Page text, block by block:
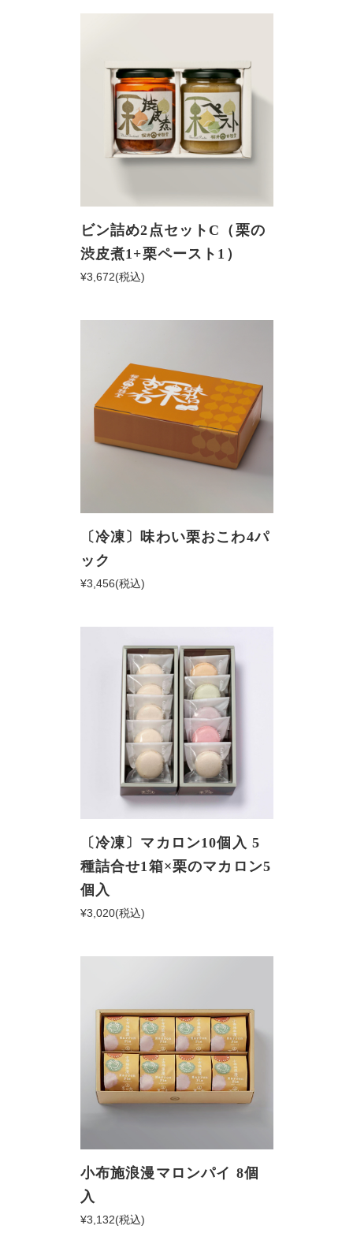
ビン詰め2点セットC（栗の
渋皮煮1+栗ペースト1）
¥3,672(税込)
〔冷凍〕味わい栗おこわ4パ
ック
¥3,456(税込)
〔冷凍〕マカロン10個入 5
種詰合せ1箱×栗のマカロン5
個入
¥3,020(税込)
小布施浪漫マロンパイ 8個
入
¥3,132(税込)